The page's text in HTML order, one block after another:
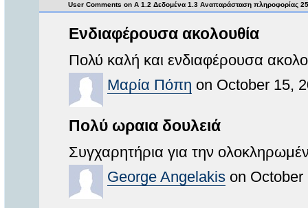
User Comments on Α 1.2 Δεδομένα 1.3 Αναπαράσταση πληροφορίας
Ενδιαφέρουσα ακολουθία
Πολύ καλή και ενδιαφέρουσα
Μαρία Πόπη on October 15,
Πολύ ωραια δουλειά
Συγχαρητήρια για την
George Angelakis on October